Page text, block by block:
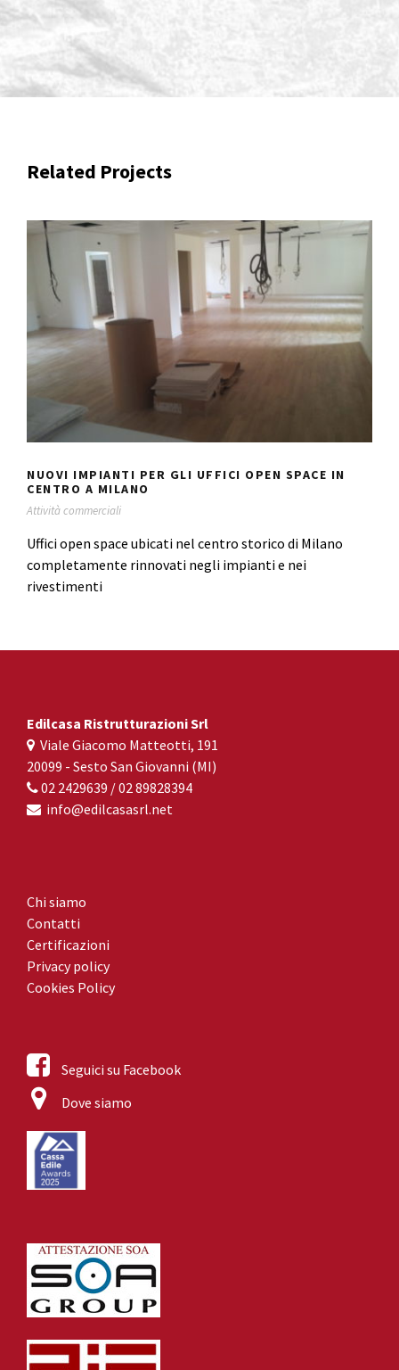
Related Projects
NUOVI IMPIANTI PER GLI UFFICI OPEN
SPACE IN CENTRO A MILANO
NUOVI IMPIANTI PER GLI UFFICI OPEN SPACE IN
CENTRO A MILANO
Attività commerciali
Uffici open space ubicati nel centro storico di Milano
completamente rinnovati negli impianti e nei
rivestimenti
Edilcasa Ristrutturazioni Srl
Viale Giacomo Matteotti, 191
20099 - Sesto San Giovanni (MI)
02 2429639 /02 89828394
info@edilcasasrl.net
Chi siamo
Contatti
Certificazioni
Privacy policy
Cookies Policy
Seguici su Facebook
Dove siamo